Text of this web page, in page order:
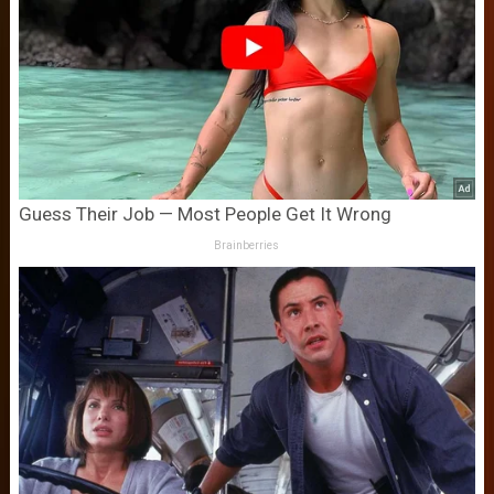
Guess Their Job — Most People Get It Wrong
Brainberries